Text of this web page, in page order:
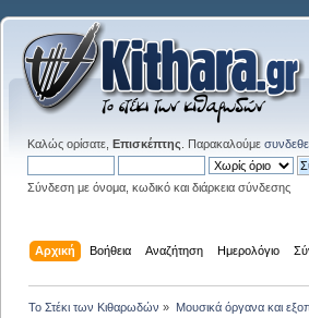
Καλώς ορίσατε, Επισκέπτης . Παρακαλούμε
Σύνδεση με όνομα, κωδικό και διάρκεια σύνδεσης
Αρχική Βοήθεια Αναζήτηση Ημερολόγιο
Το Στέκι των Κιθαρωδών » Μουσικά όργανα και